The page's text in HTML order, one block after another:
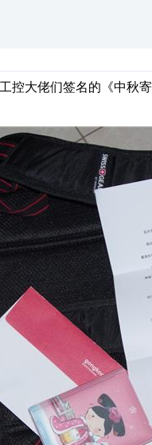
控大佬们签名的《中秋